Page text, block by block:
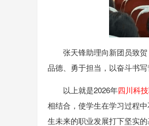
张天锋助理向新团员致
品德、勇于担当，以奋斗书
以上就是2026年四川科
相结合，使学生在学习过程
生未来的职业发展打下坚实